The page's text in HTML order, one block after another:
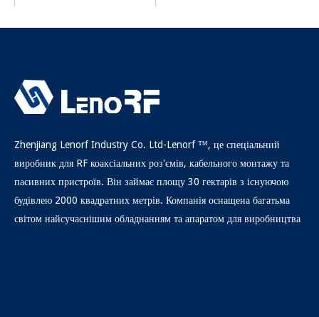
Zhenjiang Lenorf Industry Co. Ltd-Lenorf ™, це спеціальний
виробник для RF коаксіальних роз'ємів, кабельного монтажу та
пасивних пристроїв. Він займає площу 30 гектарів з існуючою
будівлею 2000 квадратних метрів. Компанія оснащена багатьма
світом найсучаснішим обладнанням та апаратом для виробництва